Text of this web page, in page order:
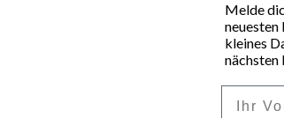
Melde
neuesten
kleines
nächsten